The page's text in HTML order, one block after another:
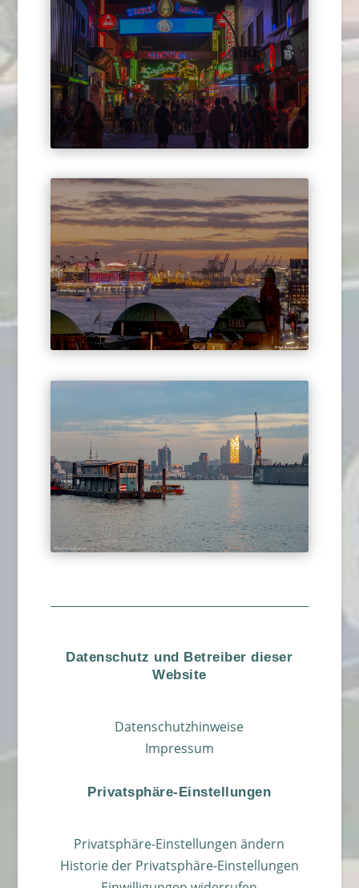
Datenschutz und Betreiber dieser
Website
Datenschutzhinweise
Impressum
Privatsphäre-Einstellungen
Privatsphäre-Einstellungen ändern
Historie der Privatsphäre-Einstellungen